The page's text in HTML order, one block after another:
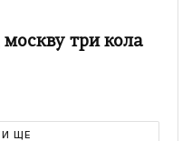
москву три кола
ЩЕ